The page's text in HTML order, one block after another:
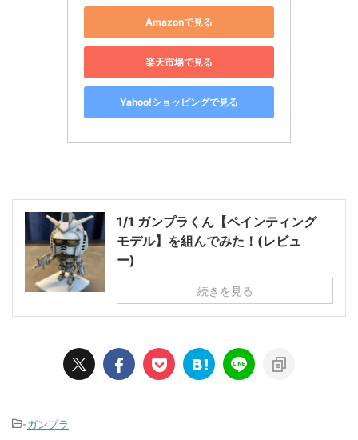
Amazonで見る
楽天市場で見る
Yahoo!ショッピングで見る
1/1 ガンプラくん【ペインティング
モデル】を組んでみた！(レビュ
ー)
続きを見る
-ガンプラ